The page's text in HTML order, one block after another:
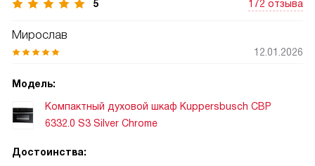
5 172 отзыва
Мирослав
12.01.2026
Модель:
Компактный духовой шкаф Kuppersbusch CBP
6332.0 S3 Silver Chrome
Достоинства: